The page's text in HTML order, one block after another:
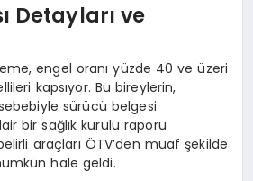
Detayları ve
engel oranı yüzde 40 ve üzeri
kapsıyor. Bu bireylerin,
sürücü belgesi
bir sağlık kurulu raporu
araçları ÖTV’den muaf şekilde
hale geldi.